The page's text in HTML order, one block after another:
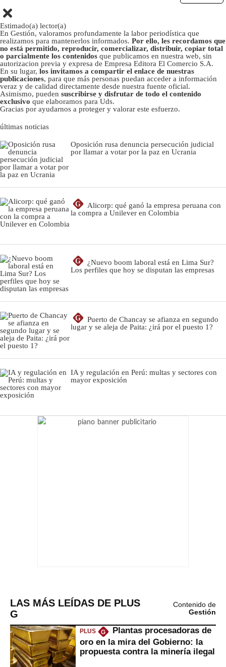
Estimado(a) lector(a)
En Gestión, valoramos profundamente la labor periodística que
realizamos para mantenerlos informados. Por ello, les recordamos que
no está permitido, reproducir, comercializar, distribuir, copiar total
o parcialmente los contenidos que publicamos en nuestra web, sin
autorizacion previa y expresa de Empresa Editora El Comercio S.A.
En su lugar, los invitamos a compartir el enlace de nuestras
publicaciones, para que más personas puedan acceder a información
veraz y de calidad directamente desde nuestra fuente oficial.
Asimismo, pueden suscribirse y disfrutar de todo el contenido
exclusivo que elaboramos para Uds.
Gracias por ayudarnos a proteger y valorar este esfuerzo.
últimas noticias
Oposición rusa denuncia persecución judicial
por llamar a votar por la paz en Ucrania
G
Alicorp: qué ganó la empresa peruana con
la compra a Unilever en Colombia
G
¿Nuevo boom laboral está en Lima Sur?
Los perfiles que hoy se disputan las empresas
G
Puerto de Chancay se afianza en segundo
lugar y se aleja de Paita: ¿irá por el puesto 1?
IA y regulación en Perú: multas y sectores con
mayor exposición
LAS MÁS LEÍDAS DE PLUS
G
Contenido de
Gestión
PLUS G
Plantas procesadoras de
oro en la mira del Gobierno: la
propuesta contra la minería ilegal